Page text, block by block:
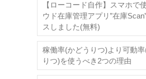
【ローコード自作】スマホで
ウド在庫管理アプリ”在庫
スしました(無料)
稼働率(かどうりつ)より可動率
りつ)を使うべき2つの理由